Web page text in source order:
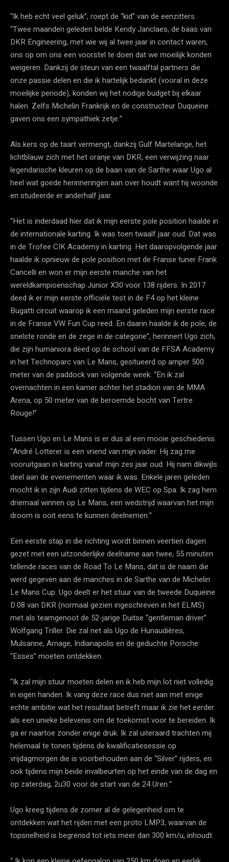
“Ik heb echt veel geluk”, roept de “kid” van de eenzitters.
“Twee maanden geleden belde Kendy Janclaes, de baas van
DKR Engineering, met wie wij al twee jaar in contact waren,
ons op om ons een voorstel te doen dat we moeilijk konden
weigeren. Dankzij de steun van een twaalftal partners die
onze passie delen en die ik hartelijk bedankt (vooral in deze
moeilijke periode), konden wij het nodige budget bij elkaar
halen. Zelfs Michelin Frankrijk en de constructeur Duqueine
gaven ons een sympathiek zetje.”
Als kers op de taart vermengt, dankzij Gulf Martelange, het
lichtblauw zich met het oranje van DKR, een verwijzing naar
legendarische kleuren op de baan van de Sarthe waar Ugo al
heel wat goede herinneringen aan over houdt want hij woonde
en studeerde er anderhalf jaar.
“Het is inderdaad hier dat ik mijn eerste pole position haalde in
de internationale karting. Ik was toen twaalf jaar oud. Dat was
in de Trofee CIK Academy in karting. Het daaropvolgende jaar
haalde ik opnieuw de pole position met de Franse tuner Frank
Cancelli en won er mijn eerste manche van het
wereldkampioenschap Junior X30 voor 138 rijders. In 2017
deed ik er mijn eerste officiële test in de F4 op het kleine
Bugatti circuit waarop ik een maand geleden mijn eerste race
in de Franse VW Fun Cup reed. En daarin haalde ik de pole, de
snelste ronde en de zege in de categorie”, herinnert Ugo zich,
die zijn humaniora deed op de school van de FFSA Academy
in het Technoparc van Le Mans, gesitueerd op amper 500
meter van de paddock van volgende week. “En ik zal
overnachten in een kamer achter het stadion van de MMA
Arena, op 50 meter van de beroemde bocht van Tertre
Rouge!”
Tussen Ugo en Le Mans is er dus al een mooie geschiedenis.
“André Lotterer is een vriend van mijn vader. Hij zag me
vooruitgaan in karting vanaf mijn zes jaar oud. Hij nam dikwijls
deel aan de evenementen waar ik was. Enkele jaren geleden
mocht ik in zijn Audi zitten tijdens de WEC op Spa. Ik zag hem
driemaal winnen op Le Mans, een wedstrijd waarvan het mijn
droom is ooit eens te kunnen deelnemen.”
Een eerste stap in die richting wordt binnen veertien dagen
gezet met een uitzonderlijke deelname aan twee, 55 minuten
tellende races van de Road To Le Mans, dat is de naam die
werd gegeven aan de manches in de Sarthe van de Michelin
Le Mans Cup. Ugo deelt er het stuur van de tweede Duqueine
D.08 van DKR (normaal gezien ingeschreven in het ELMS)
met als teamgenoot de 52-jarige Duitse “gentleman driver”
Wolfgang Triller. Die zal net als Ugo de Hunaudières,
Mulsanne, Arnage, Indianapolis en de geduchte Porsche
“Esses” moeten ontdekken.
“Ik zal mijn stuur moeten delen en ik heb mijn lot niet volledig
in eigen handen. Ik vang deze race dus niet aan met enige
echte ambitie wat het resultaat betreft maar ik zie het eerder
als een unieke belevenis om de toekomst voor te bereiden. Ik
ga er naartoe zonder enige druk. Ik zal uiteraard trachten mij
helemaal te tonen tijdens de kwalificatiesessie op
vrijdagmorgen die is voorbehouden aan de “Silver” rijders, en
ook tijdens mijn beide invalbeurten op het einde van de dag en
op zaterdag, 2u30 voor de start van de 24 Uren.”
Ugo kreeg tijdens de zomer al de gelegenheid om te
ontdekken wat het rijden met een proto LMP3, waarvan de
topsnelheid is begrensd tot iets meer dan 300 km/u, inhoudt.